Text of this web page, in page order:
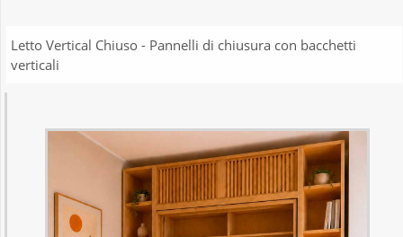
Letto Vertical Chiuso - Pannelli di chiusura con bacchetti
verticali